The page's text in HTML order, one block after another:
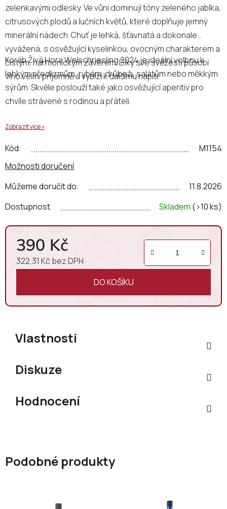
zelenkavými odlesky. Ve vůni dominují tóny zeleného jablka,
citrusových plodů a lučních květů, které doplňuje jemný
minerální nádech. Chuť je lehká, šťavnatá a dokonale
vyvážená, s osvěžující kyselinkou, ovocným charakterem a
čistým, harmonickým závěrem. Díky své svěžesti působí
víno velmi příjemně a vybízí k dalšímu napití.
Koráb Živá Hora Welschriesling 2024 je ideální volbou k
lehkým předkrmům, rybám, drůbeži, salátům nebo měkkým
sýrům. Skvěle poslouží také jako osvěžující aperitiv pro
chvíle strávené s rodinou a přáteli.
Zobrazit více »
Dostupnost Skladem (>10 ks)
Můžeme doručit do: 11.8.2026
Možnosti doručení
Kód: M1154
390 Kč
322,31 Kč bez DPH
DO KOŠÍKU
Vlastnosti
Diskuze
Hodnocení
Podobné produkty